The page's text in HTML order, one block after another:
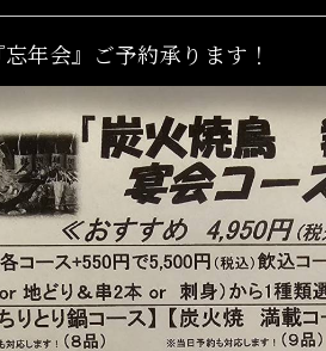
年会』ご予約承ります！